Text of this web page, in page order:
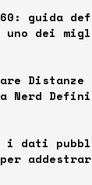
guida
dei
Kodi
Distanze
Nerd
i dati